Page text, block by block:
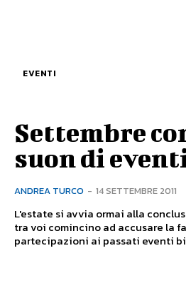
EVENTI
Settembre
suon di
ANDREA TURCO - 14 SETTEMBRE 2011
L'estate si avvia ormai alla
tra voi comincino ad accusare la
partecipazioni ai passati eventi